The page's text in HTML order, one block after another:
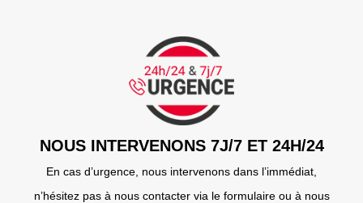
NOUS INTERVENONS 7J/7 ET 24H/24
En cas d’urgence, nous intervenons dans l’immédiat,
n’hésitez pas à nous contacter via le formulaire ou à nous